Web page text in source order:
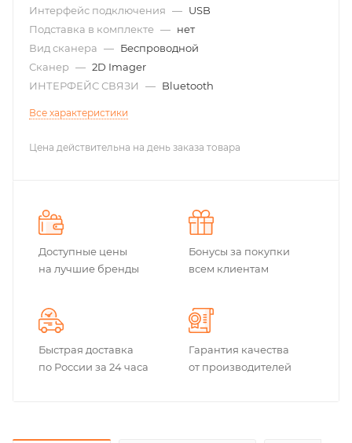
Интерфейс подключения — USB
Подставка в комплекте — нет
Вид сканера — Беспроводной
Сканер — 2D Imager
ИНТЕРФЕЙС СВЯЗИ
— Bluetooth
Все характеристики
Цена действительна на день заказа товара
Доступные цены
на лучшие бренды
Бонусы за покупки
всем клиентам
Быстрая доставка
по России за 24 часа
Гарантия качества
от производителей